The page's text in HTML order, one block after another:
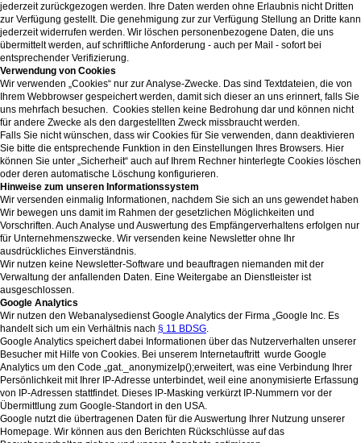
jederzeit zurückgezogen werden. Ihre Daten werden ohne Erlaubnis nicht Dritten
zur Verfügung gestellt. Die genehmigung zur zur Verfügung Stellung an Dritte kann
jederzeit widerrufen werden. Wir löschen personenbezogene Daten, die uns
übermittelt werden, auf schriftliche Anforderung - auch per Mail - sofort bei
entsprechender Verifizierung.
Verwendung von Cookies
Wir verwenden „Cookies“ nur zur Analyse-Zwecke. Das sind Textdateien, die von
Ihrem Webbrowser gespeichert werden, damit sich dieser an uns erinnert, falls Sie
uns mehrfach besuchen. Cookies stellen keine Bedrohung dar und können nicht
für andere Zwecke als den dargestellten Zweck missbraucht werden.
Falls Sie nicht wünschen, dass wir Cookies für Sie verwenden, dann deaktivieren
Sie bitte die entsprechende Funktion in den Einstellungen Ihres Browsers. Hier
können Sie unter „Sicherheit“ auch auf Ihrem Rechner hinterlegte Cookies löschen
oder deren automatische Löschung konfigurieren.
Hinweise zum unseren Informationssystem
Wir versenden einmalig Informationen, nachdem Sie sich an uns gewendet haben
Wir bewegen uns damit im Rahmen der gesetzlichen Möglichkeiten und
Vorschriften. Auch Analyse und Auswertung des Empfängerverhaltens erfolgen nur
für Unternehmenszwecke. Wir versenden keine Newsletter ohne Ihr
ausdrückliches Einverständnis.
Wir nutzen keine Newsletter-Software und beauftragen niemanden mit der
Verwaltung der anfallenden Daten. Eine Weitergabe an Dienstleister ist
ausgeschlossen.
Google Analytics
Wir nutzen den Webanalysedienst Google Analytics der Firma „Google Inc. Es
handelt sich um ein Verhältnis nach § 11 BDSG.
Google Analytics speichert dabei Informationen über das Nutzerverhalten unserer
Besucher mit Hilfe von Cookies. Bei unserem Internetauftritt wurde Google
Analytics um den Code „gat._anonymizeIp();erweitert, was eine Verbindung Ihrer
Persönlichkeit mit Ihrer IP-Adresse unterbindet, weil eine anonymisierte Erfassung
von IP-Adressen stattfindet. Dieses IP-Masking verkürzt IP-Nummern vor der
Übermittlung zum Google-Standort in den USA.
Google nutzt die übertragenen Daten für die Auswertung Ihrer Nutzung unserer
Homepage. Wir können aus den Berichten Rückschlüsse auf das